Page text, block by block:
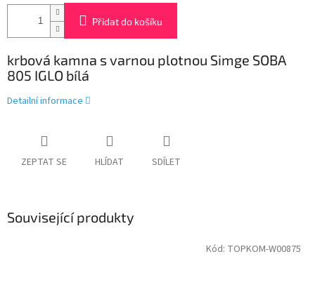
Přidat do košíku
krbová kamna s varnou plotnou Simge SOBA
805 IGLO bílá
Detailní informace
ZEPTAT SE HLÍDAT SDÍLET
Související produkty
Kód: TOPKOM-W00875